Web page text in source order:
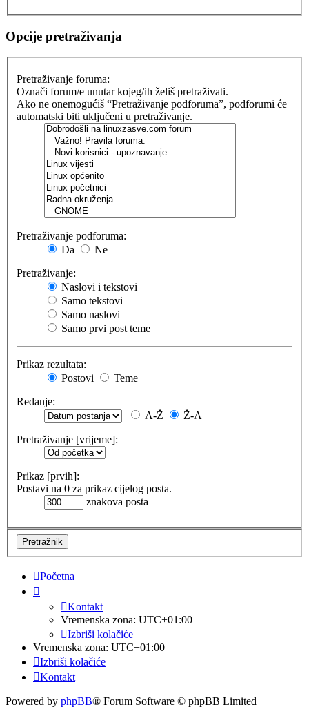
Opcije pretraživanja
Pretraživanje foruma:
Označi forum/e unutar kojeg/ih želiš pretraživati.
Ako ne onemogućiš “Pretraživanje podforuma”, podforumi će
automatski biti uključeni u pretraživanje.
Pretraživanje podforuma:
Da
Ne
Pretraživanje:
Naslovi i tekstovi
Samo tekstovi
Samo naslovi
Samo prvi post teme
Prikaz rezultata:
Postovi
Teme
Redanje:
A-Ž
Ž-A
Pretraživanje [vrijeme]:
Prikaz [prvih]:
Postavi na 0 za prikaz cijelog posta.
znakova posta
Početna
Kontakt
Vremenska zona: UTC+01:00
Izbriši kolačiće
Vremenska zona: UTC+01:00
Izbriši kolačiće
Kontakt
Powered by phpBB® Forum Software © phpBB Limited